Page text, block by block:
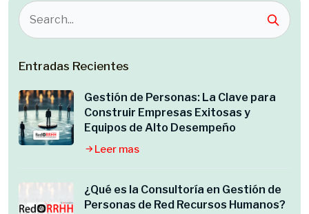
Entradas Recientes
Gestión de Personas: La Clave para
Construir Empresas Exitosas y
Equipos de Alto Desempeño
Leer mas
¿Qué es la Consultoría en Gestión de
Personas de Red Recursos Humanos?